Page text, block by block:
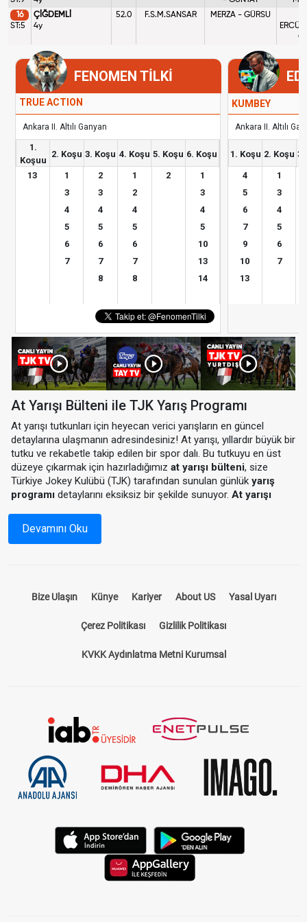
16
ST:5
ÇİĞDEMLİ
4y
52.0 F.S.M.SANSAR MERZA - GÜRSU
FENOMEN TİLKİ
TRUE ACTION
Ankara II. Altılı Ganyan
1.
Koşuu
2. Koşu 3. Koşu 4. Koşu 5. Koşu 6. Koşu
13
1
3
4
5
6
7
2
3
4
5
6
7
8
1
2
4
5
6
7
8
2
1
3
4
5
10
13
14
KUMBEY
Ankara II. Altılı
1. Koşu 2. Koşu 3.
4
5
6
7
9
10
13
1
3
4
5
6
7
At Yarışı Bülteni ile TJK Yarış Programı
At yarışı tutkunları için heyecan verici yarışların en güncel
detaylarına ulaşmanın adresindesiniz! At yarışı, yıllardır büyük bir
tutku ve rekabetle takip edilen bir spor dalı. Bu tutkuyu en üst
düzeye çıkarmak için hazırladığımızat yarışı bülteni, size
Türkiye Jokey Kulübü (TJK) tarafından sunulan günlükyarış
programı detaylarını eksiksiz bir şekilde sunuyor.At yarışı
durumlarını önceden inceleyebilir, yarışlardan en iyi sonuçları
almak için stratejinizi oluşturabilirsiniz.
kapsamı bir rehberdir. Hangi hipodromda, hangi atların
ve pist koşullarını öğrenmek için ideal bir kaynaktır. Bizim
TJK Yarış Programı ile Güncel Bilgilere
Ulaşın
TJK yarış programı, Türkiye Jokey Kulübü tarafından her gün
koşulları gibi kritik bilgiler bu programda yer alır. Sitemizde yer
at yarışı programı
, bu bilgileri kolayca erişilebilir bir şekilde
sunar. Yarışseverlerin ihtiyacı olan her türlü detay tek bir
Devamını Oku
Bize Ulaşın Künye Kariyer About US Yasal Uyarı
Çerez Politikası Gizlilik Politikası
KVKK Aydınlatma Metni Kurumsal